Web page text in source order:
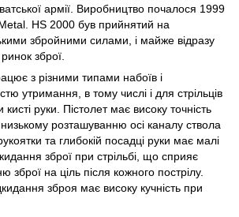
армії. Виробництво почалося 1999
HS 2000 був прийнятий на
збройними силами, і майже відразу
зброї.
з різними типами набоїв і
утримання, в тому числі і для стрільців
руки. Пістолет має високу точність
розташуванню осі каналу ствола
та глибокій посадці руки має малі
зброї при стрільбі, що сприяє
на ціль після кожного пострілу.
зброя має високу кучність при